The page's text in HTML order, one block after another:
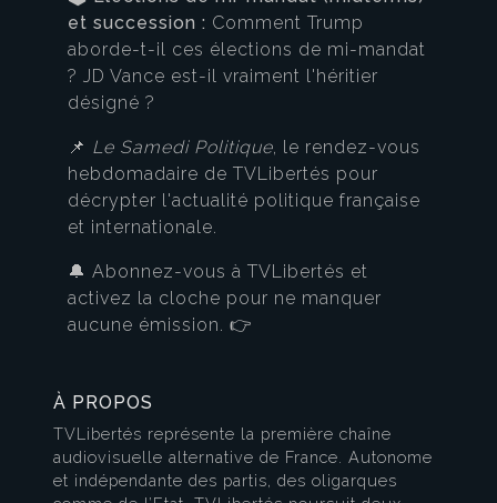
et succession : Comment Trump
aborde-t-il ces élections de mi-mandat
? JD Vance est-il vraiment l'héritier
désigné ?
📌 Le Samedi Politique, le rendez-vous
hebdomadaire de TVLibertés pour
décrypter l'actualité politique française
et internationale.
🔔 Abonnez-vous à TVLibertés et
activez la cloche pour ne manquer
aucune émission. 👉
À PROPOS
TVLibertés représente la première chaîne
audiovisuelle alternative de France. Autonome
et indépendante des partis, des oligarques